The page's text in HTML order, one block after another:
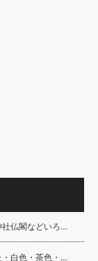
社仏閣などいろ…
・白色・茶色・…